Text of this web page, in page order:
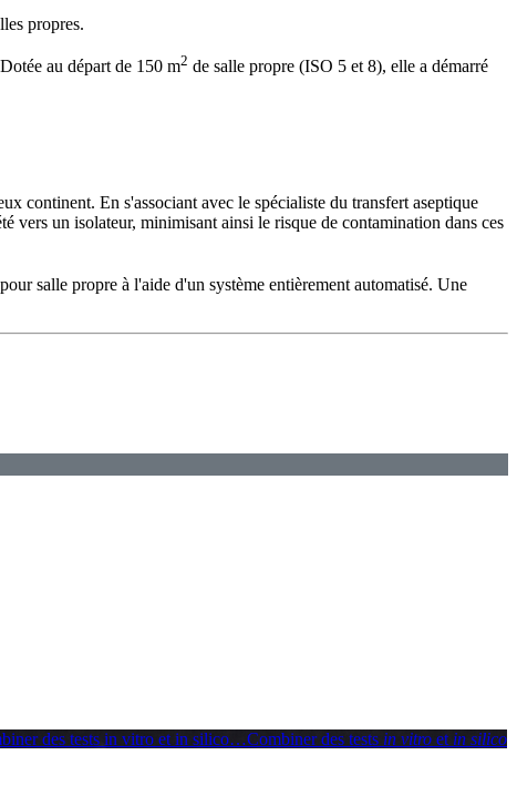
propres.
au départ de 150 m2 de salle propre (ISO 5 et 8), elle a démarré
continent. En s'associant avec le spécialiste du transfert aseptique
vers un isolateur, minimisant ainsi le risque de contamination dans ces
salle propre à l'aide d'un système entièrement automatisé. Une
des tests in vitro et in silico…Combiner des tests in vitro et in silico